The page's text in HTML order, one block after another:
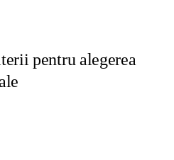
pentru alegerea